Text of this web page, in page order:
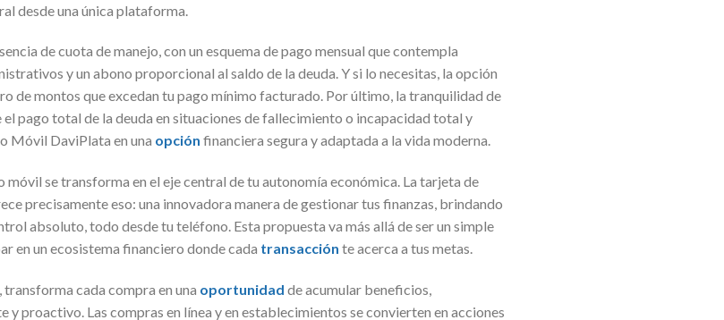
desde una única plataforma.
de cuota de manejo, con un esquema de pago mensual que contempla
y un abono proporcional al saldo de la deuda. Y si lo necesitas, la opción
de montos que excedan tu pago mínimo facturado. Por último, la tranquilidad de
pago total de la deuda en situaciones de fallecimiento o incapacidad total y
Móvil DaviPlata en una opción financiera segura y adaptada a la vida moderna.
móvil se transforma en el eje central de tu autonomía económica. La tarjeta de
precisamente eso: una innovadora manera de gestionar tus finanzas, brindando
absoluto, todo desde tu teléfono. Esta propuesta va más allá de ser un simple
en un ecosistema financiero donde cada transacción te acerca a tus metas.
cada compra en una oportunidad de acumular beneficios,
proactivo. Las compras en línea y en establecimientos se convierten en acciones